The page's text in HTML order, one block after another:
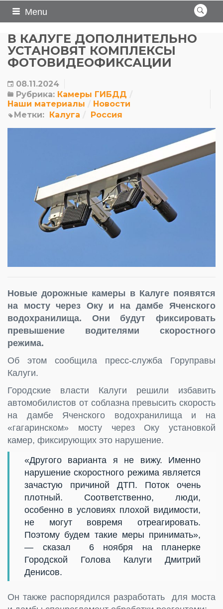
Menu
В КАЛУГЕ ДОПОЛНИТЕЛЬНО
УСТАНОВЯТ КОМПЛЕКСЫ
ФОТОВИДЕОФИКСАЦИИ
08.11.2024
Рубрика: Камеры ГИБДД
Наши материалы
Новости
Метки: Калуга Россия
Новые дорожные камеры в Калуге появятся
на мосту через Оку и на дамбе Яченского
водохранилища. Они будут фиксировать
превышение водителями скоростного
режима.
Об этом сообщила пресс-служба Горуправы
Калуги.
Городские власти Калуги решили избавить
автомобилистов от соблазна превысить скорость
на дамбе Яченского водохранилища и на
«гагаринском» мосту через Оку установкой
камер, фиксирующих это нарушение.
«Другого варианта я не вижу. Именно
нарушение скоростного режима является
зачастую причиной ДТП. Поток очень
плотный. Соответственно, люди,
особенно в условиях плохой видимости,
не могут вовремя отреагировать.
Поэтому будем такие меры принимать»,
— сказал 6 ноября на планерке
Городской Голова Калуги Дмитрий
Денисов.
Он также распорядился разработать для моста